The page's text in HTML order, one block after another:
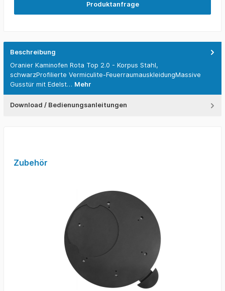
Produktanfrage
Beschreibung
Oranier Kaminofen Rota Top 2.0 - Korpus Stahl,
schwarzProfilierte Vermiculite-FeuerraumauskleidungMassive
Gusstür mit Edelst… Mehr
Download / Bedienungsanleitungen
Zubehör